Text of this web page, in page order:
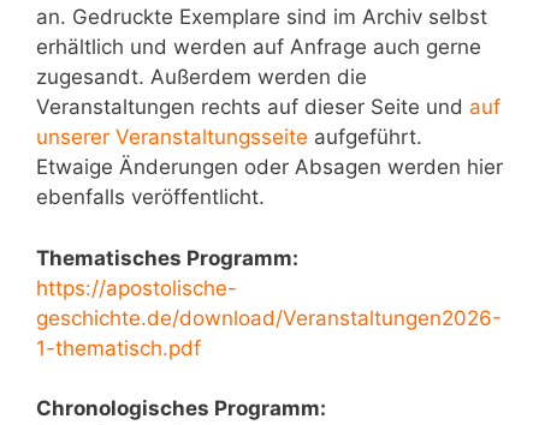
an. Gedruckte Exemplare sind im Archiv selbst
erhältlich und werden auf Anfrage auch gerne
zugesandt. Außerdem werden die
Veranstaltungen rechts auf dieser Seite und auf
unserer Veranstaltungsseite aufgeführt.
Etwaige Änderungen oder Absagen werden hier
ebenfalls veröffentlicht.
Thematisches Programm:
https://apostolische-
geschichte.de/download/Veranstaltungen2026-
1-thematisch.pdf
Chronologisches Programm: